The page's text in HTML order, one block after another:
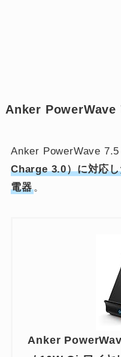
Anker PowerWave
Anker PowerWave 7.5
Charge 3.0）に対応
電器。
Anker